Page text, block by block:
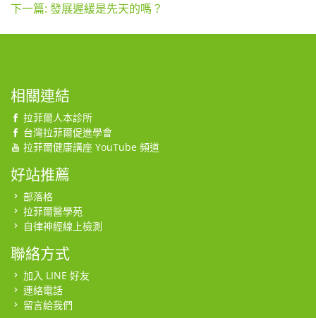
下一篇: 發展遲緩是先天的嗎？
相關連結
拉菲爾人本診所
台灣拉菲爾促進學會
拉菲爾健康講座 YouTube 頻道
好站推薦
部落格
拉菲爾醫學苑
自律神經線上檢測
聯絡方式
加入 LINE 好友
連絡電話
留言給我們